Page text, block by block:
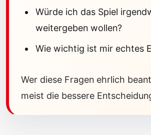
Würde ich das Spiel
weitergeben wollen?
Wie wichtig ist mir echtes
Wer diese Fragen ehrlich
meist die bessere